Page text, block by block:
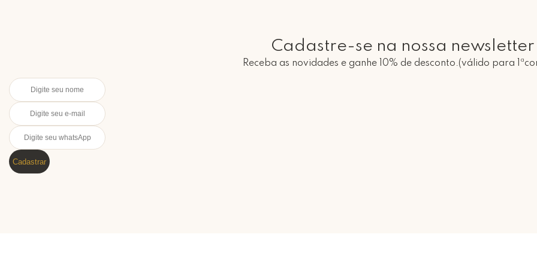
Cadastre-se na nossa newsletter
Receba as novidades e ganhe 10% de desconto.(válido para
Cadastrar